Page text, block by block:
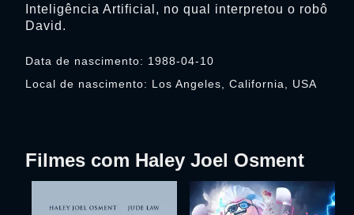
Data de nascimento: 1988-04-10
Local de nascimento: Los Angeles, California, USA
Inteligência Artificial, no qual interpretou o robô
David.
Filmes com Haley Joel Osment